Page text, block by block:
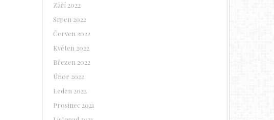
Září 2022
Srpen 2022
Červen 2022
Květen 2022
Březen 2022
Únor 2022
Leden 2022
Prosinec 2021